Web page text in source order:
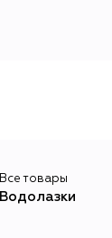
Все товары
Водолазки